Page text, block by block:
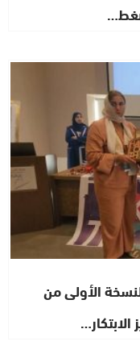
الأولى من